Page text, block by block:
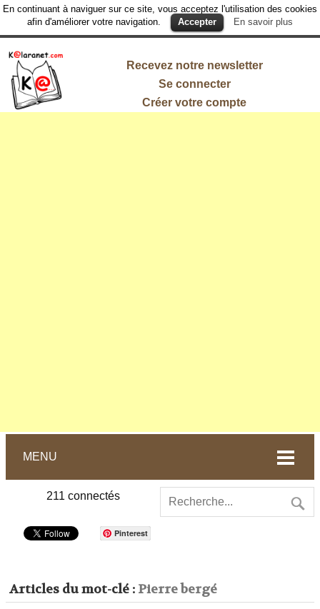
En continuant à naviguer sur ce site, vous acceptez l'utilisation des cookies
afin d'améliorer votre navigation.
Accepter En savoir plus
Recevez notre newsletter
Se connecter
Créer votre compte
MENU
211 connectés
Pinterest
Articles du mot-clé : Pierre bergé